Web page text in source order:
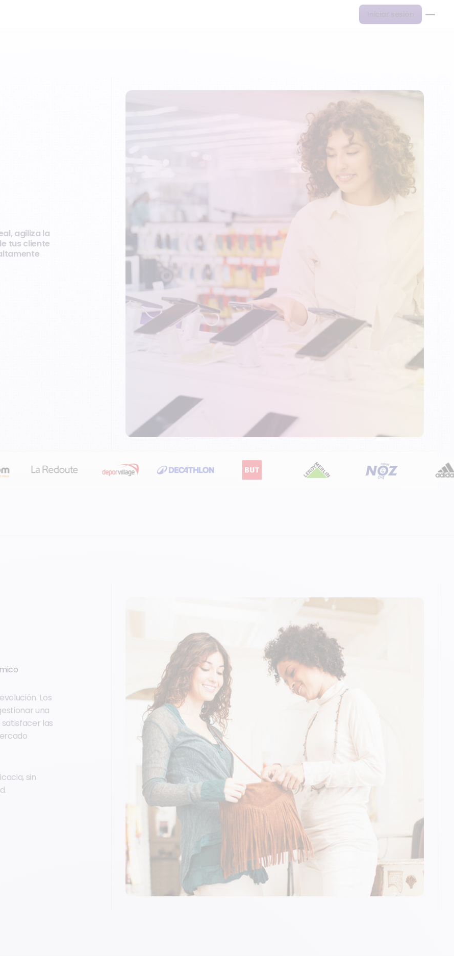
Iniciar sesión
agiliza la
tus cliente
Los
una
las
sin